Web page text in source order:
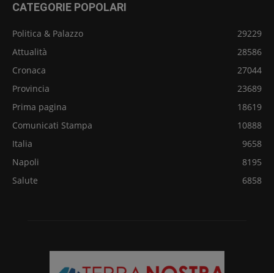
CATEGORIE POPOLARI
Politica & Palazzo
29229
Attualità
28586
Cronaca
27044
Provincia
23689
Prima pagina
18619
Comunicati Stampa
10888
Italia
9658
Napoli
8195
Salute
6858